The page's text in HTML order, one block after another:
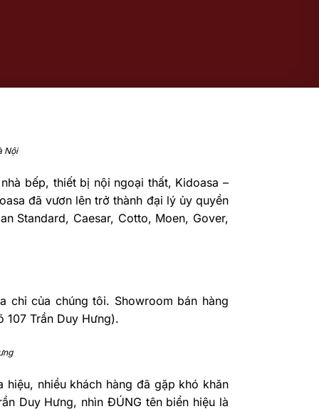
Nội
bếp, thiết bị nội ngoại thất, Kidoasa –
đã vươn lên trở thành đại lý ủy quyền
Standard, Caesar, Cotto, Moen, Gover,
chỉ của chúng tôi. Showroom bán hàng
107 Trần Duy Hưng).
nhiều khách hàng đã gặp khó khăn
Duy Hưng, nhìn ĐÚNG tên biển hiệu là